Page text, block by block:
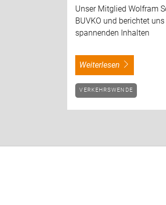
Unser Mitglied Wolfram
BUVKO und berichtet
spannenden Inhalten
weiterlesen
VERKEHRSWENDE